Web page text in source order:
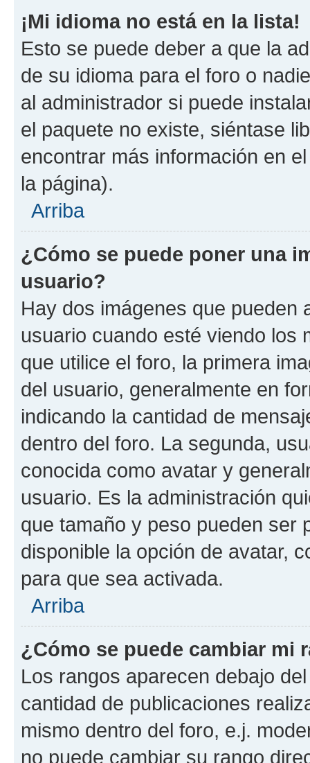
¡Mi idioma no está en la lista!
Esto se puede deber a que la
de su idioma para el foro o
al administrador si puede
el paquete no existe, siéntase
encontrar más información en
la página).
Arriba
¿Cómo se puede poner una
usuario?
Hay dos imágenes que pueden
usuario cuando esté viendo los
que utilice el foro, la primera
del usuario, generalmente en
indicando la cantidad de
dentro del foro. La segunda,
conocida como avatar y
usuario. Es la administración
que tamaño y peso pueden ser
disponible la opción de avatar,
para que sea activada.
Arriba
¿Cómo se puede cambiar mi
Los rangos aparecen debajo
cantidad de publicaciones
mismo dentro del foro, e.j.
no puede cambiar su rango